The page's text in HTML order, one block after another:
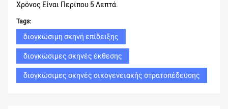
Χρόνος Είναι Περίπου 5 Λεπτά.
Tags:
διογκώσιμη σκηνή επίδειξης
διογκώσιμες σκηνές έκθεσης
διογκώσιμες σκηνές οικογενειακής στρατοπέδευσης